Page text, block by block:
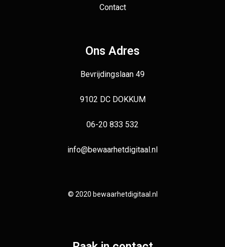
Contact
Ons Adres
Bevrijdingslaan 49
9102 DC DOKKUM
06-20 833 532
info@bewaarhetdigitaal.nl
© 2020 bewaarhetdigitaal.nl